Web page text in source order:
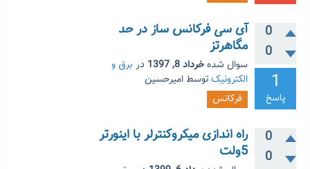
0
0
1
پاسخ
آی سی فرکانس ساز در حد
مگاهرتز
سوال شدهخرداد 8, 1397 در برق و
الکترونیکتوسط امیرحسین
فرکانس
0
0
راه اندازی میکروکنترلر با اینورتر
5ولت